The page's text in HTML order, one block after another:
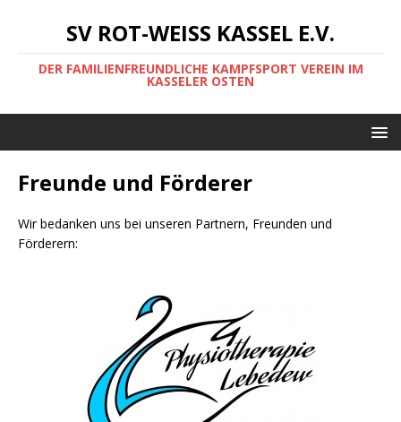
SV ROT-WEISS KASSEL E.V.
DER FAMILIENFREUNDLICHE KAMPFSPORT VEREIN IM
KASSELER OSTEN
Freunde und Förderer
Wir bedanken uns bei unseren Partnern, Freunden und
Förderern: